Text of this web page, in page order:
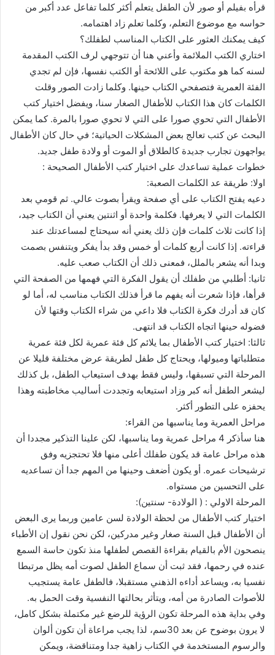
قرأه بفيلم أو صور لأن الطفل يتعلم أكثر كلما تفاعل عدد أكبر من
حواسه مع موضوع التعلم، وكلما تعلم زاد اهتمامه.
كيف يمكنك العثور على الكتاب المناسب لطفلك؟
اختاري الكتب الملائمة وأعني هنا أن تتوجهي لرف الكتب المقدمة
لسنه كما هو مكتوب على اللائحة أو الكتب نفسها، فإن لم تجدي
الفئة العمرية فتصفحي الكتاب حينها. وكلما زادت الصور وقلت
الكلمات كان هذا الكتاب للأطفال الصغار سنا، ويفضل اختيار كتب
الأطفال التي تحوي صورا على التي لا تحوي صورا بالمرة. كما يمكن
البحث عن كتب تعالج بعض المشكلات الحياتية؛ في حال كان الأطفال
يواجهون تجارب جديدة كالطلاق أو الموت أو ولادة طفل جديد.
خطوات عملية تساعدك على اختيار كتب الأطفال الصحيحة :
اولا: طريقة عد الكلمات الصعبة:
دعيه يفتح الكتاب على أي صفحة ويقرأ بصوت عالي. ثم قومي بعد
الكلمات التي لا يعرفها. فكلمة واحدة أو اثنتين يعني أن الكتاب جيد،
إذا كانت ثلاث كلمات فإن ذلك يعني أنه سيحتاج لمساعدتك عند
قراءته. إذا كانت أربع كلمات أو خمس وقد بدأ يفكر ويتنفس بصمت
وبدا أنه يشعر بالملل، فمعنى ذلك أن الكتاب صعب عليه.
ثانيا: أطلبي من طفلك أن يقول الفكرة التي فهمها من الصفحة التي
قرأها، فإذا شعرت أنه يفهم ما قرأ فذلك الكتاب مناسب له، أما لو
كان قد أدرك فكرة الكتاب فلا داعي من شراء الكتاب وقتها لأن
فضوله حينها اتجاه الكتاب قد انتهى.
ثالثا: اختيار كتب الأطفال بما يلائم كل فئة عمرية لكل فئة عمرية
متطلباتها وميولها، ويحتاج كل طفل لطريقة عرض مختلفة قليلا عن
المرحلة التي تسبقها، وليس فقط بهدف استيعاب الطفل، بل كذلك
ليشعر الطفل أنه كبر وزاد استيعابه وتجددت أساليب مخاطبته وهذا
يحفزه على التطور أكثر.
مراحل العمرية وما يناسبها من القراء:
هنا سأذكر 4 مراحل عمرية وما يناسبها، لكن علينا التذكير مجددا أن
هذه مراحل عامة قد يكون طفلك أعلى منها فلا تحتجزيه وفق
ترشيحات عمره. أو يكون أضعف وحينها من المهم جدا أن تساعديه
على التحسين من مستواه.
المرحلة الاولي : ( الولادة- سنتين):
اختيار كتب الأطفال من لحظة الولادة لسن عامين وربما يرى البعض
أن الأطفال قبل السنة صغار وغير مدركين، لكن نحن نقول إن الأطباء
ينصحون الأم بالقيام بقراءة القصص لطفلها منذ تكون حاسة السمع
عنده في رحمها، فقد ثبت أن سماع الطفل لصوت أمه يظل مرتبطا
نفسيا به، ويساعد أداءه الذهني مستقبلا، فالطفل عامة يستجيب
للأصوات الصادرة من أمه، ويتأثر بحالتها النفسية وقت الحمل به.
وفي بداية هذه المرحلة تكون الرؤية للرضع غير مكتملة بشكل كامل،
لا يرون بوضوح عن بعد 30سم، لذا يجب مراعاة أن تكون ألوان
والرسوم المستخدمة في الكتاب زاهية جدا ومتناقضة، ويمكن